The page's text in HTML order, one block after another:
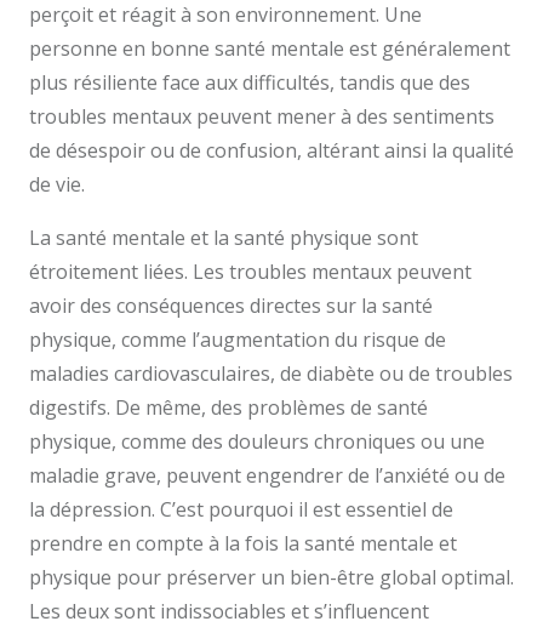
perçoit et réagit à son environnement. Une
personne en bonne santé mentale est généralement
plus résiliente face aux difficultés, tandis que des
troubles mentaux peuvent mener à des sentiments
de désespoir ou de confusion, altérant ainsi la qualité
de vie.
La santé mentale et la santé physique sont
étroitement liées. Les troubles mentaux peuvent
avoir des conséquences directes sur la santé
physique, comme l’augmentation du risque de
maladies cardiovasculaires, de diabète ou de troubles
digestifs. De même, des problèmes de santé
physique, comme des douleurs chroniques ou une
maladie grave, peuvent engendrer de l’anxiété ou de
la dépression. C’est pourquoi il est essentiel de
prendre en compte à la fois la santé mentale et
physique pour préserver un bien-être global optimal.
Les deux sont indissociables et s’influencent